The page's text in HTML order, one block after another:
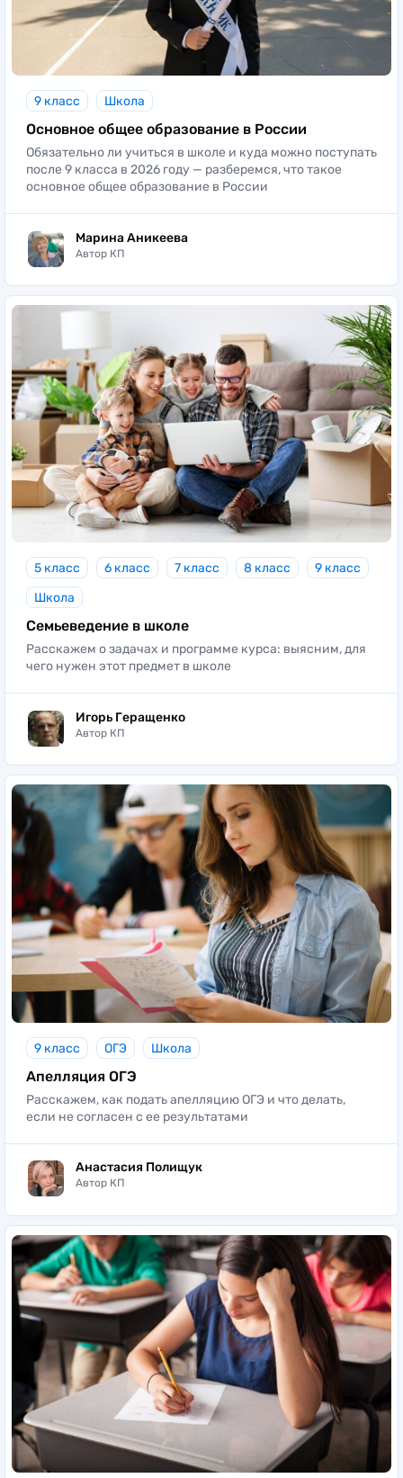
9 класс Школа
Основное общее образование в России
Обязательно ли учиться в школе и куда можно поступать
после 9 класса в 2026 году — разберемся, что такое
основное общее образование в России
Марина Аникеева
Автор КП
5 класс 6 класс 7 класс 8 класс
9 класс
Школа
Семьеведение в школе
Расскажем о задачах и программе курса: выясним, для
чего нужен этот предмет в школе
Игорь Геращенко
Автор КП
9 класс ОГЭ Школа
Апелляция ОГЭ
Расскажем, как подать апелляцию ОГЭ и что делать,
если не согласен с ее результатами
Анастасия Полищук
Автор КП